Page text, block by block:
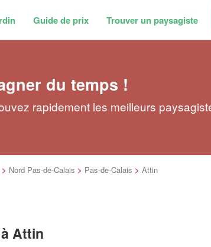
Guide de prix Trouver un paysagiste
du temps !
rapidement les meilleurs
> Nord Pas-de-Calais > Pas-de-Calais > Attin
Attin